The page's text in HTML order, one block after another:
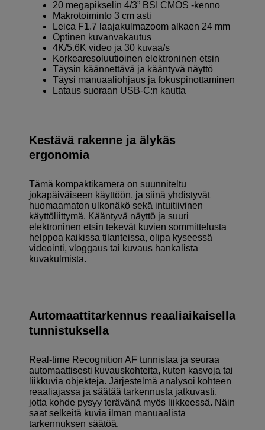
20 megapikselin 4/3” BSI CMOS -kenno
Makrotoiminto 3 cm asti
Leica F1.7 laajakulmazoom alkaen 24 mm
Optinen kuvanvakautus
4K/5.6K video ja 30 kuvaa/s
Korkearesoluutioinen elektroninen etsin
Täysin käännettävä ja kääntyvä näyttö
Täysi manuaaliohjaus ja fokuspinottaminen
Lataus suoraan USB-C:n kautta
Kestävä rakenne ja älykäs
ergonomia
Tämä kompaktikamera on suunniteltu
jokapäiväiseen käyttöön, ja siinä yhdistyvät
huomaamaton ulkonäkö sekä intuitiivinen
käyttöliittymä. Kääntyvä näyttö ja suuri
elektroninen etsin tekevät kuvien sommittelusta
helppoa kaikissa tilanteissa, olipa kyseessä
videointi, vloggaus tai kuvaus hankalista
kuvakulmista.
Automaattitarkennus reaaliaikaisella
tunnistuksella
Real-time Recognition AF tunnistaa ja seuraa
automaattisesti kuvauskohteita, kuten kasvoja tai
liikkuvia objekteja. Järjestelmä analysoi kohteen
reaaliajassa ja säätää tarkennusta jatkuvasti,
jotta kohde pysyy terävänä myös liikkeessä. Näin
saat selkeitä kuvia ilman manuaalista
tarkennuksen säätöä.